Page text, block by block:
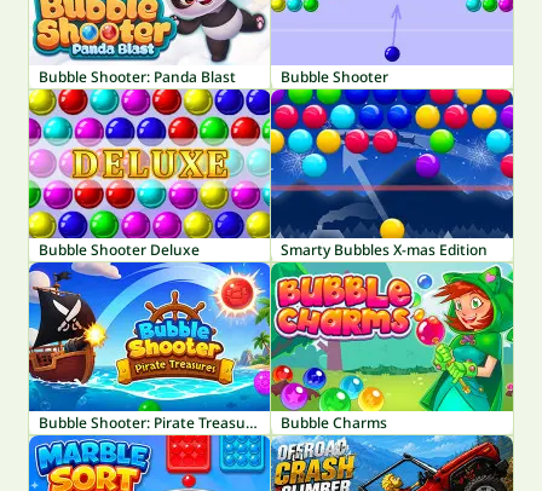
Bubble Shooter: Panda Blast Bubble Shooter
Bubble Shooter Deluxe Smarty Bubbles X-mas Edition
Bubble Shooter: Pirate Treasures Bubble Charms